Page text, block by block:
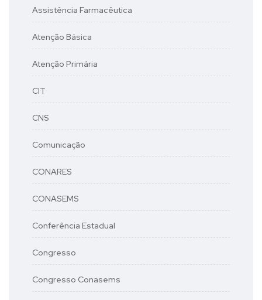
Assistência Farmacêutica
Atenção Básica
Atenção Primária
CIT
CNS
Comunicação
CONARES
CONASEMS
Conferência Estadual
Congresso
Congresso Conasems